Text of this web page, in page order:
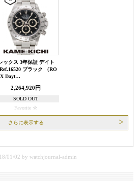
ックス 3年保証 デイト
ブラック （RO
Dayt…
2,264,920円
SOLD OUT
Favorite
さらに表示する
01/02 bywatchjournal-admin